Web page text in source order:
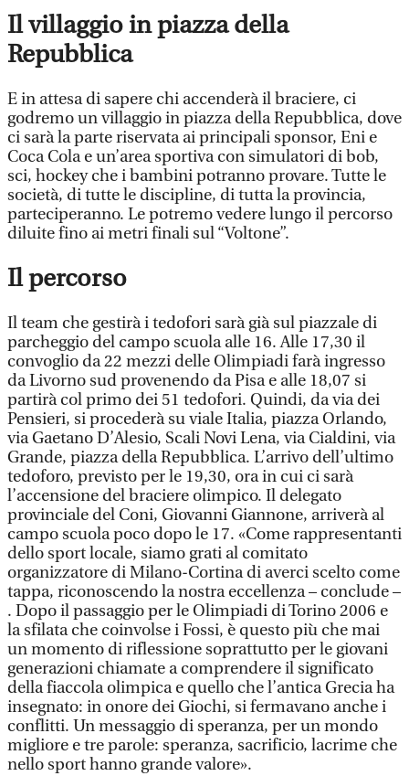
Il villaggio in piazza della
Repubblica
E in attesa di sapere chi accenderà il braciere, ci
godremo un villaggio in piazza della Repubblica, dove
ci sarà la parte riservata ai principali sponsor, Eni e
Coca Cola e un’area sportiva con simulatori di bob,
sci, hockey che i bambini potranno provare. Tutte le
società, di tutte le discipline, di tutta la provincia,
parteciperanno. Le potremo vedere lungo il percorso
diluite fino ai metri finali sul “Voltone”.
Il percorso
Il team che gestirà i tedofori sarà già sul piazzale di
parcheggio del campo scuola alle 16. Alle 17,30 il
convoglio da 22 mezzi delle Olimpiadi farà ingresso
da Livorno sud provenendo da Pisa e alle 18,07 si
partirà col primo dei 51 tedofori. Quindi, da via dei
Pensieri, si procederà su viale Italia, piazza Orlando,
via Gaetano D’Alesio, Scali Novi Lena, via Cialdini, via
Grande, piazza della Repubblica. L’arrivo dell’ultimo
tedoforo, previsto per le 19,30, ora in cui ci sarà
l’accensione del braciere olimpico. Il delegato
provinciale del Coni, Giovanni Giannone, arriverà al
campo scuola poco dopo le 17. «Come rappresentanti
dello sport locale, siamo grati al comitato
organizzatore di Milano-Cortina di averci scelto come
tappa, riconoscendo la nostra eccellenza – conclude –
. Dopo il passaggio per le Olimpiadi di Torino 2006 e
la sfilata che coinvolse i Fossi, è questo più che mai
un momento di riflessione soprattutto per le giovani
generazioni chiamate a comprendere il significato
della fiaccola olimpica e quello che l’antica Grecia ha
insegnato: in onore dei Giochi, si fermavano anche i
conflitti. Un messaggio di speranza, per un mondo
migliore e tre parole: speranza, sacrificio, lacrime che
nello sport hanno grande valore».